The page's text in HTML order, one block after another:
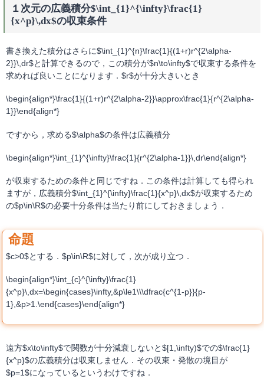
１次元の広義積分$\int_{1}^{\infty}\frac{1}
{x^p}\,dx$の収束条件
書き換えた積分はさらに$\int_{1}^{n}\frac{1}{(1+r)r^{2\alpha-
2}}\,dr$と計算できるので，この積分が$n\to\infty$で収束する条件を
求めれば良いことになります．$r$が十分大きいとき
\begin{align*}\frac{1}{(1+r)r^{2\alpha-2}}\approx\frac{1}{r^{2\alpha-
1}}\end{align*}
ですから，求める$\alpha$の条件は広義積分
\begin{align*}\int_{1}^{\infty}\frac{1}{r^{2\alpha-1}}\,dr\end{align*}
が収束するための条件と同じですね．この条件は計算しても得られ
ますが，広義積分$\int_{1}^{\infty}\frac{1}{x^p}\,dx$が収束するため
の$p\in\R$の必要十分条件は当たり前にしておきましょう．
$c>0$とする．$p\in\R$に対して，次が成り立つ．
\begin{align*}\int_{c}^{\infty}\frac{1}
{x^p}\,dx=\begin{cases}\infty,&p\le1\\\dfrac{c^{1-p}}{p-
1},&p>1.\end{cases}\end{align*}
遠方$x\to\infty$で関数が十分減衰しないと$[1,\infty)$での$\frac{1}
{x^p}$の広義積分は収束しません．その収束・発散の境目が
$p=1$になっているというわけですね．